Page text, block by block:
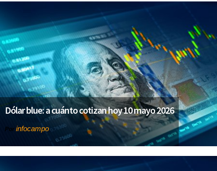
Dólar blue: a cuánto cotizan hoy 10 mayo 2026
Por infocampo